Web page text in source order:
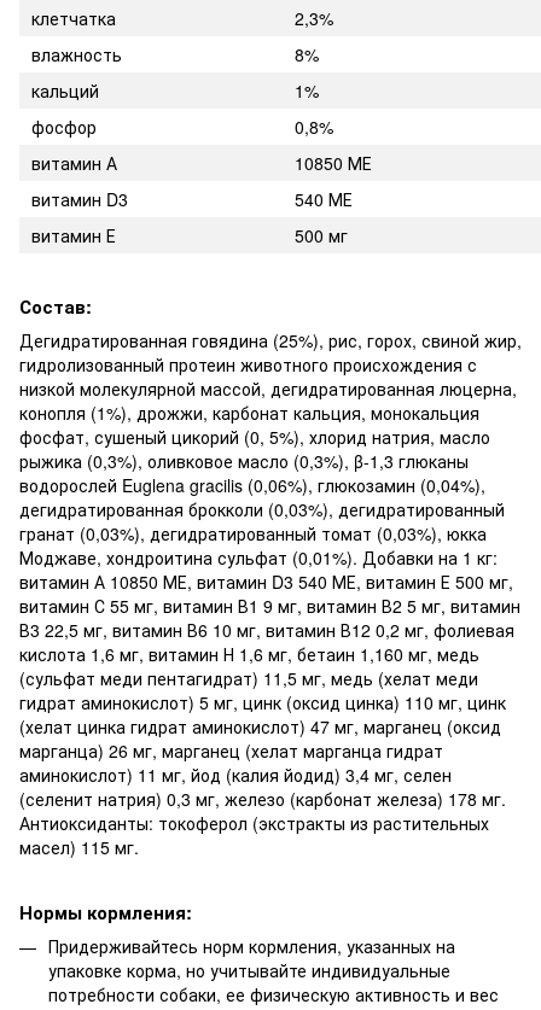
клетчатка
2,3%
влажность
8%
кальций
1%
фосфор
0,8%
витамин А
10850 МЕ
витамин D3
540 МЕ
витамин Е
500 мг
Состав:
Дегидратированная говядина (25%), рис, горох, свиной жир,
гидролизованный протеин животного происхождения с
низкой молекулярной массой, дегидратированная люцерна,
конопля (1%), дрожжи, карбонат кальция, монокальция
фосфат, сушеный цикорий (0, 5%), хлорид натрия, масло
рыжика (0,3%), оливковое масло (0,3%), β-1,3 глюканы
водорослей Euglena gracilis (0,06%), глюкозамин (0,04%),
дегидратированная брокколи (0,03%), дегидратированный
гранат (0,03%), дегидратированный томат (0,03%), юкка
Моджаве, хондроитина сульфат (0,01%). Добавки на 1 кг:
витамин А 10850 МЕ, витамин D3 540 МЕ, витамин Е 500 мг,
витамин С 55 мг, витамин В1 9 мг, витамин В2 5 мг, витамин
В3 22,5 мг, витамин В6 10 мг, витамин В12 0,2 мг, фолиевая
кислота 1,6 мг, витамин Н 1,6 мг, бетаин 1,160 мг, медь
(сульфат меди пентагидрат) 11,5 мг, медь (хелат меди
гидрат аминокислот) 5 мг, цинк (оксид цинка) 110 мг, цинк
(хелат цинка гидрат аминокислот) 47 мг, марганец (оксид
марганца) 26 мг, марганец (хелат марганца гидрат
аминокислот) 11 мг, йод (калия йодид) 3,4 мг, селен
(селенит натрия) 0,3 мг, железо (карбонат железа) 178 мг.
Антиоксиданты: токоферол (экстракты из растительных
масел) 115 мг.
Нормы кормления:
Придерживайтесь норм кормления, указанных на
упаковке корма, но учитывайте индивидуальные
потребности собаки, ее физическую активность и вес